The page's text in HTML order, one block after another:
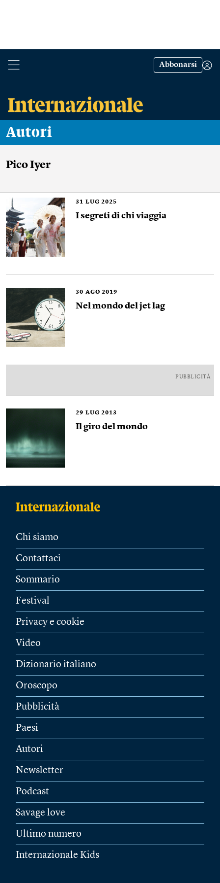
Abbonarsi
Autori
Pico Iyer
31 LUG 2025
I segreti di chi viaggia
30 AGO 2019
Nel mondo del jet lag
PUBBLICITÀ
29 LUG 2013
Il giro del mondo
Chi siamo
Contattaci
Sommario
Festival
Privacy e cookie
Video
Dizionario italiano
Oroscopo
Pubblicità
Paesi
Autori
Newsletter
Podcast
Savage love
Ultimo numero
Internazionale Kids